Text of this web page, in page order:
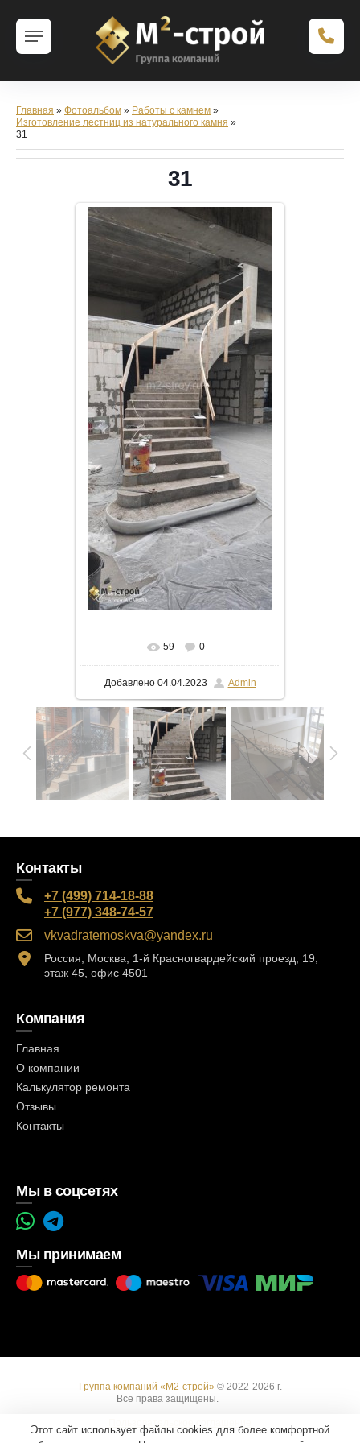
Главная » Фотоальбом » Работы с камнем »
Изготовление лестниц из натурального камня »
31
31
72.8Kb
59 0
Добавлено04.04.2023 Admin
Контакты
+7 (499) 714-18-88
+7 (977) 348-74-57
vkvadratemoskva@yandex.ru
Россия, Москва, 1-й Красногвардейский проезд, 19,
этаж 45, офис 4501
Компания
Главная
О компании
Калькулятор ремонта
Отзывы
Контакты
Мы в соцсетях
Мы принимаем
Группа компаний «М2-строй» © 2022-2026 г.
Все права защищены.
Пользовательское соглашение
Этот сайт использует файлы cookies для более комфортной